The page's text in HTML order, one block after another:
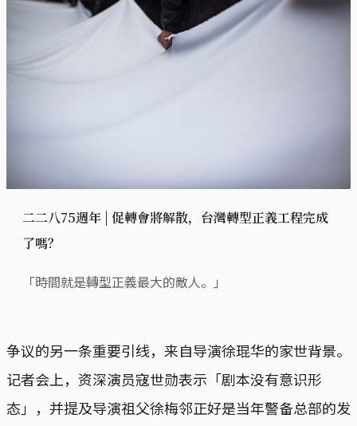
二二八75週年 | 促轉會將解散，台灣轉型正義工程完成
了嗎？
「時間就是轉型正義最大的敵人。」
争议的另一条重要引线，来自导演徐琨华的家世背景。
记者会上，资深演员寇世勋表示「剧本没有意识形
态」，并提及导演祖父徐梅邻正好是当年警备总部的发